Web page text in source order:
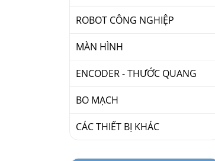
ROBOT CÔNG NGHIỆP
MÀN HÌNH
ENCODER - THƯỚC QUANG
BO MẠCH
CÁC THIẾT BỊ KHÁC